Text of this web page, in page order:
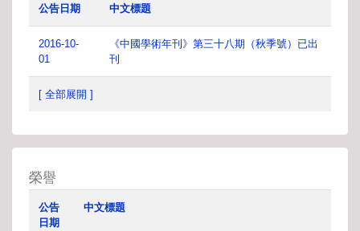
公告日期 中文標題
2016-10-
01
《中國學術年刊》第三十八期（秋季號）已出
刊
[ 全部展開 ]
榮譽
公告
日期
中文標題